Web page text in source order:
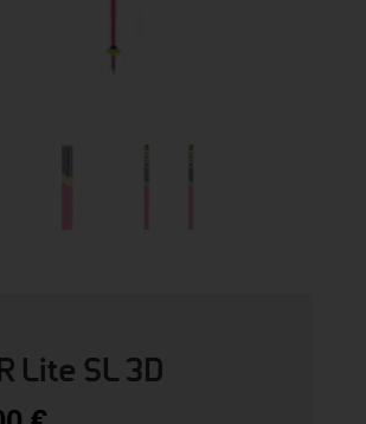
Lite SL 3D